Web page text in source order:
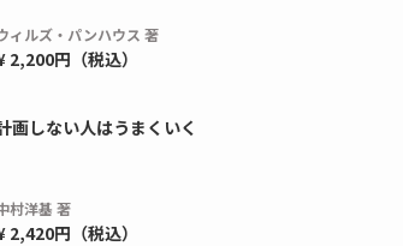
ィルズ・パンハウス 著
2,200円（税込）
画しない人はうまくいく
村洋基 著
2,420円（税込）